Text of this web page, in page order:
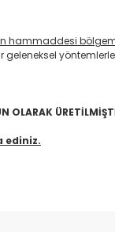
hammaddesi
OLARAK
ediniz.